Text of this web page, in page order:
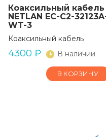
Коаксильный кабель
NETLAN EC-C2-
WT-3
Коаксильный кабель
4300 ₽ В наличии
В КОРЗИНУ